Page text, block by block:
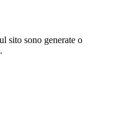
sito sono generate o